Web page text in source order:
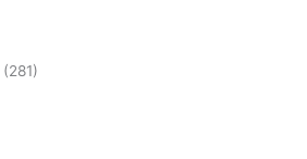
(281)